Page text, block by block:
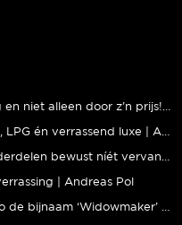
| Andreas Pol